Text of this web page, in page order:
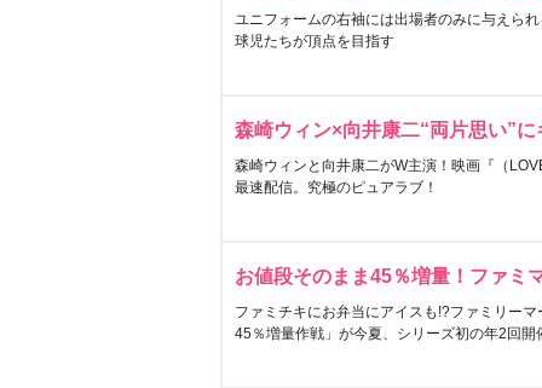
ユニフォームの右袖には出場者のみに与えら
球児たちが頂点を目指す
森崎ウィン×向井康二“両片思い”
森崎ウィンと向井康二がW主演！映画『（
最速配信。究極のピュアラブ！
お値段そのまま45％増量！ファミ
ファミチキにお弁当にアイスも!?ファミリー
45％増量作戦」が今夏、シリーズ初の年2回開